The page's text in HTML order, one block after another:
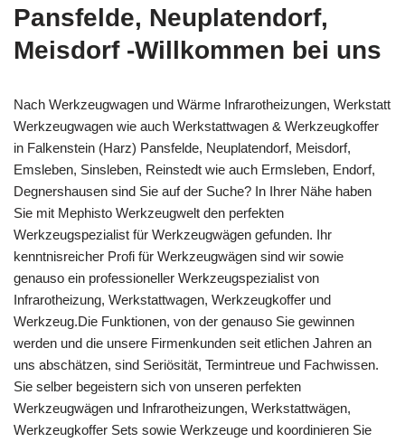
Pansfelde, Neuplatendorf,
Meisdorf -Willkommen bei uns
Nach Werkzeugwagen und Wärme Infrarotheizungen, Werkstatt
Werkzeugwagen wie auch Werkstattwagen & Werkzeugkoffer
in Falkenstein (Harz) Pansfelde, Neuplatendorf, Meisdorf,
Emsleben, Sinsleben, Reinstedt wie auch Ermsleben, Endorf,
Degnershausen sind Sie auf der Suche? In Ihrer Nähe haben
Sie mit Mephisto Werkzeugwelt den perfekten
Werkzeugspezialist für Werkzeugwägen gefunden. Ihr
kenntnisreicher Profi für Werkzeugwägen sind wir sowie
genauso ein professioneller Werkzeugspezialist von
Infrarotheizung, Werkstattwagen, Werkzeugkoffer und
Werkzeug.Die Funktionen, von der genauso Sie gewinnen
werden und die unsere Firmenkunden seit etlichen Jahren an
uns abschätzen, sind Seriösität, Termintreue und Fachwissen.
Sie selber begeistern sich von unseren perfekten
Werkzeugwägen und Infrarotheizungen, Werkstattwägen,
Werkzeugkoffer Sets sowie Werkzeuge und koordinieren Sie